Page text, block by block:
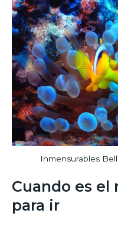
Inmensurables
Cuando es
para ir